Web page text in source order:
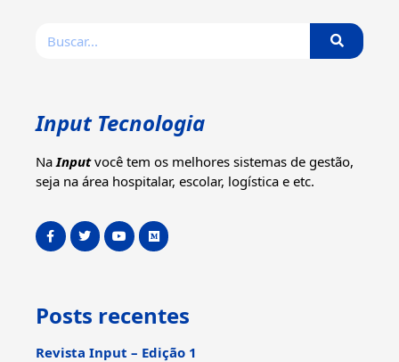
Input Tecnologia
Na Inputvocê tem os melhores sistemas de gestão,
seja na área hospitalar, escolar, logística e etc.
Posts recentes
Revista Input – Edição 1